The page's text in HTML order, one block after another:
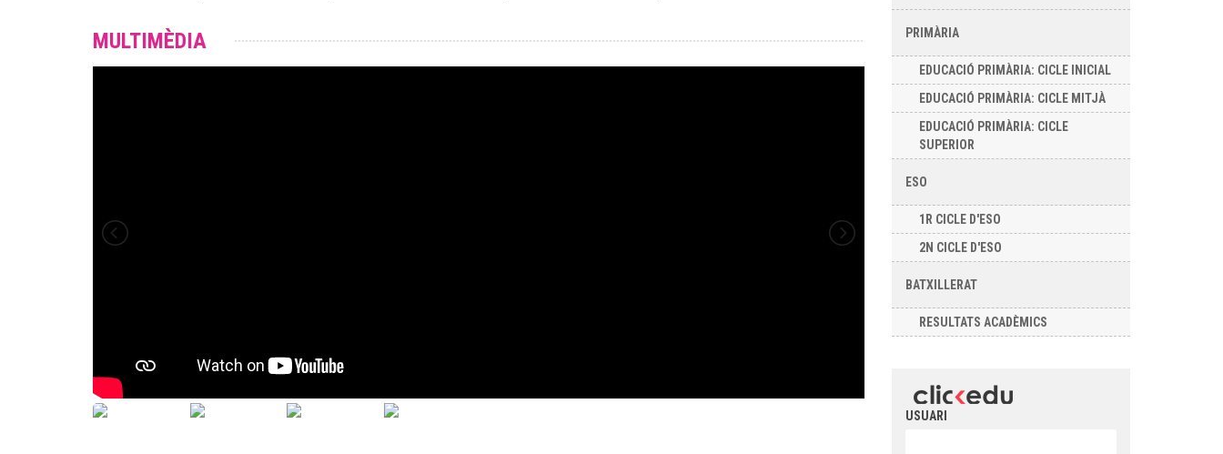
MULTIMÈDIA PRIMÀRIA
EDUCACIÓ PRIMÀRIA: CICLE INICIAL
EDUCACIÓ PRIMÀRIA: CICLE MITJÀ
EDUCACIÓ PRIMÀRIA: CICLE
SUPERIOR
ESO
1R CICLE D'ESO
2N CICLE D'ESO
BATXILLERAT
RESULTATS ACADÈMICS
USUARI